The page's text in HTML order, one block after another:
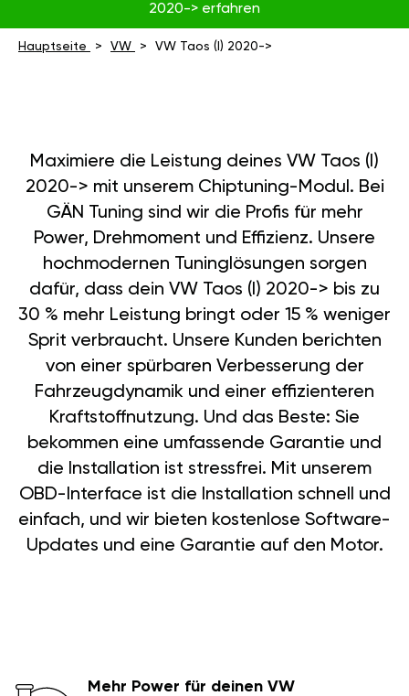
2020-> erfahren
Hauptseite VW VW Taos (I) 2020->
Maximiere die Leistung deines VW Taos (I)
2020-> mit unserem Chiptuning-Modul. Bei
GÄN Tuning sind wir die Profis für mehr
Power, Drehmoment und Effizienz. Unsere
hochmodernen Tuninglösungen sorgen
dafür, dass dein VW Taos (I) 2020-> bis zu
30 % mehr Leistung bringt oder 15 % weniger
Sprit verbraucht. Unsere Kunden berichten
von einer spürbaren Verbesserung der
Fahrzeugdynamik und einer effizienteren
Kraftstoffnutzung. Und das Beste: Sie
bekommen eine umfassende Garantie und
die Installation ist stressfrei. Mit unserem
OBD-Interface ist die Installation schnell und
einfach, und wir bieten kostenlose Software-
Updates und eine Garantie auf den Motor.
Mehr Power für deinen VW